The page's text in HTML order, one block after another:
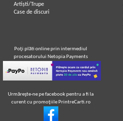
Artiști/Trupe
Case de discuri
Poţi plăti online prin intermediul
procesatorului Netopia Payments
Urmăreşte-ne pe facebook pentru a fi la
curent cu promoţiile PrintreCarti.ro